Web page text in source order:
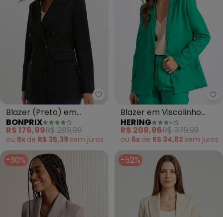
bonprix - Blazer (Preto) em
Blazer (Preto) em
Alfaiataria Risca de Giz
BONPRIX
R$ 176,99R$ 289,99
ou 5x de R$ 35,39 sem juros
Blazer em Viscolinho
(Verde)
HERING
R$ 208,96R$ 379,99
ou 6x de R$ 34,82 sem juros
-30% -52%